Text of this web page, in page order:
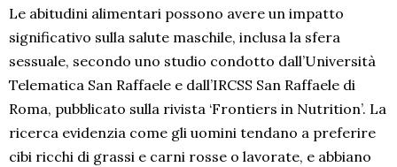
Le abitudini alimentari possono avere un impatto
significativo sulla salute maschile, inclusa la sfera
sessuale, secondo uno studio condotto dall’Università
Telematica San Raffaele e dall’IRCSS San Raffaele di
Roma, pubblicato sulla rivista ‘Frontiers in Nutrition’. La
ricerca evidenzia come gli uomini tendano a preferire
cibi ricchi di grassi e carni rosse o lavorate, e abbiano